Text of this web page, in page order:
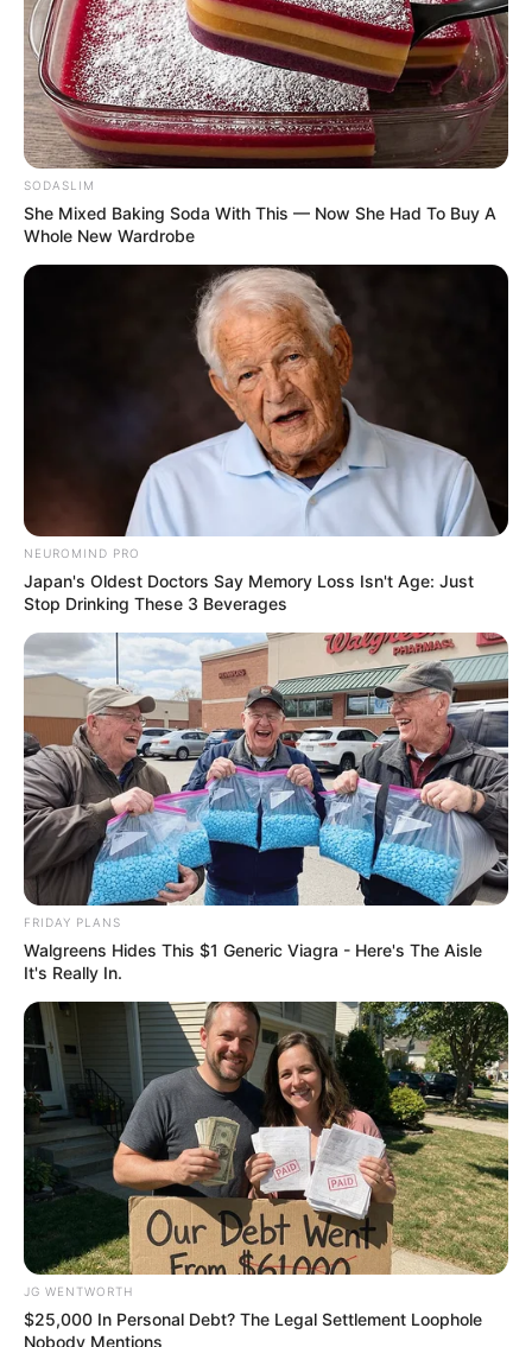
ไพ่ประจำวันของท่าน คือ ไพ่พอดี
วันนี้ต้องเดินทางสายกลาง อย่าโลภมากไม่เช่นนั้นปัญหา
จะตามมาภายหลัง ความโชคดีในวันนี้คือทุกอย่างยัง
ดำเนินไปตามปกติ ไม่น่ากังวล แต่อาจมีบางท่านเผชิญ
ปัญหาแบกรับภาระแทนคนอื่น จนตนเองเครียด
ดูดวงรายวัน วันอาทิตย์
นักเขียน
อ.มิก พชร ทูตเทวะ
เนื้อหาที่ได้รับการโปรโมต
If Looks Could Kill, These Women Would Be On Top
BRAINBERRIES
SODASLIM
She Mixed Baking Soda With This — Now She Had To Buy A
Whole New Wardrobe
NEUROMIND PRO
Japan's Oldest Doctors Say Memory Loss Isn't Age: Just
Stop Drinking These 3 Beverages
FRIDAY PLANS
Walgreens Hides This $1 Generic Viagra - Here's The Aisle
It's Really In.
JG WENTWORTH
$25,000 In Personal Debt? The Legal Settlement Loophole
Nobody Mentions